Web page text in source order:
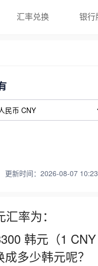
汇率兑换 银行
更新时间：2026-08-07
率为：
韩元（1
多少韩元呢？